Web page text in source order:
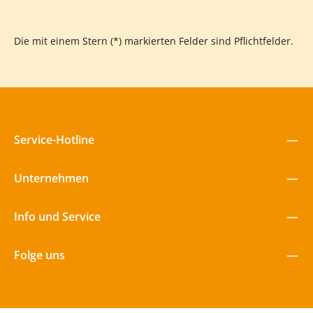
gemeinsam bei Treffern. Die freistehenden Varianten
Die mit einem Stern (*) markierten Felder sind Pflichtfelder.
Service-Hotline
Unternehmen
Info und Service
Folge uns